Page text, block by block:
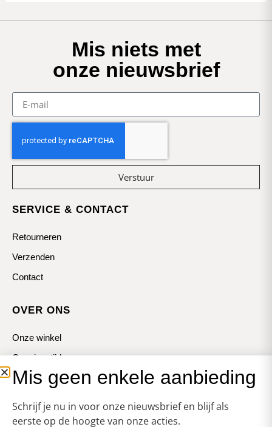
Mis niets met
onze nieuwsbrief
Verstuur
SERVICE & CONTACT
Retourneren
Verzenden
Contact
OVER ONS
Onze winkel
Openingstijden
Koopzondagen
Mis geen enkele aanbieding
Schrijf je nu in voor onze nieuwsbrief en blijf als
eerste op de hoogte van onze acties.